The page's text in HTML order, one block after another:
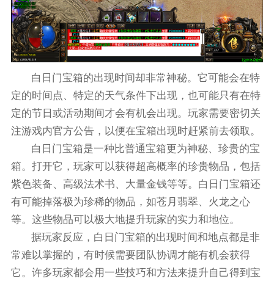
白日门宝箱的出现时间却非常神秘。它可能会在特
定的时间点、特定的天气条件下出现，也可能只有在特
定的节日或活动期间才会有机会出现。玩家需要密切关
注游戏内官方公告，以便在宝箱出现时赶紧前去领取。
白日门宝箱是一种比普通宝箱更为神秘、珍贵的宝
箱。打开它，玩家可以获得超高概率的珍贵物品，包括
紫色装备、高级法术书、大量金钱等等。白日门宝箱还
有可能掉落极为珍稀的物品，如苍月翡翠、火龙之心
等。这些物品可以极大地提升玩家的实力和地位。
据玩家反应，白日门宝箱的出现时间和地点都是非
常难以掌握的，有时候需要团队协调才能有机会获得
它。许多玩家都会用一些技巧和方法来提升自己得到宝